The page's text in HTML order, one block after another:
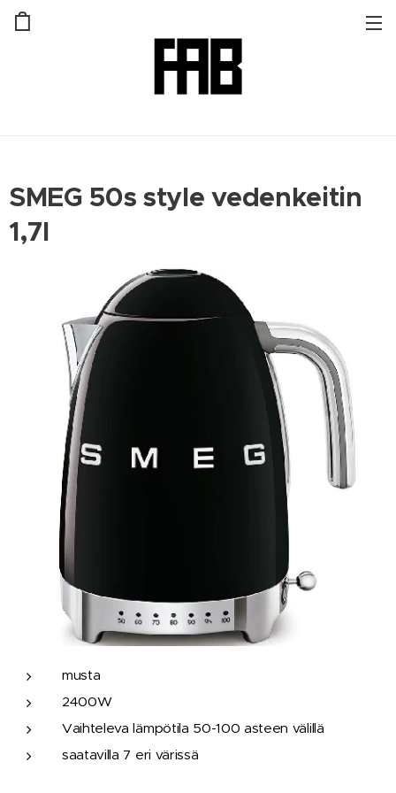
SMEG 50s style vedenkeitin
1,7l
musta
2400W
Vaihteleva lämpötila 50-100 asteen välillä
saatavilla 7 eri värissä